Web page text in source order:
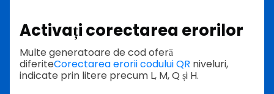
Activați corectarea erorilor
Multe generatoare de cod oferă
diferiteCorectarea erorii codului QR niveluri,
indicate prin litere precum L, M, Q și H.